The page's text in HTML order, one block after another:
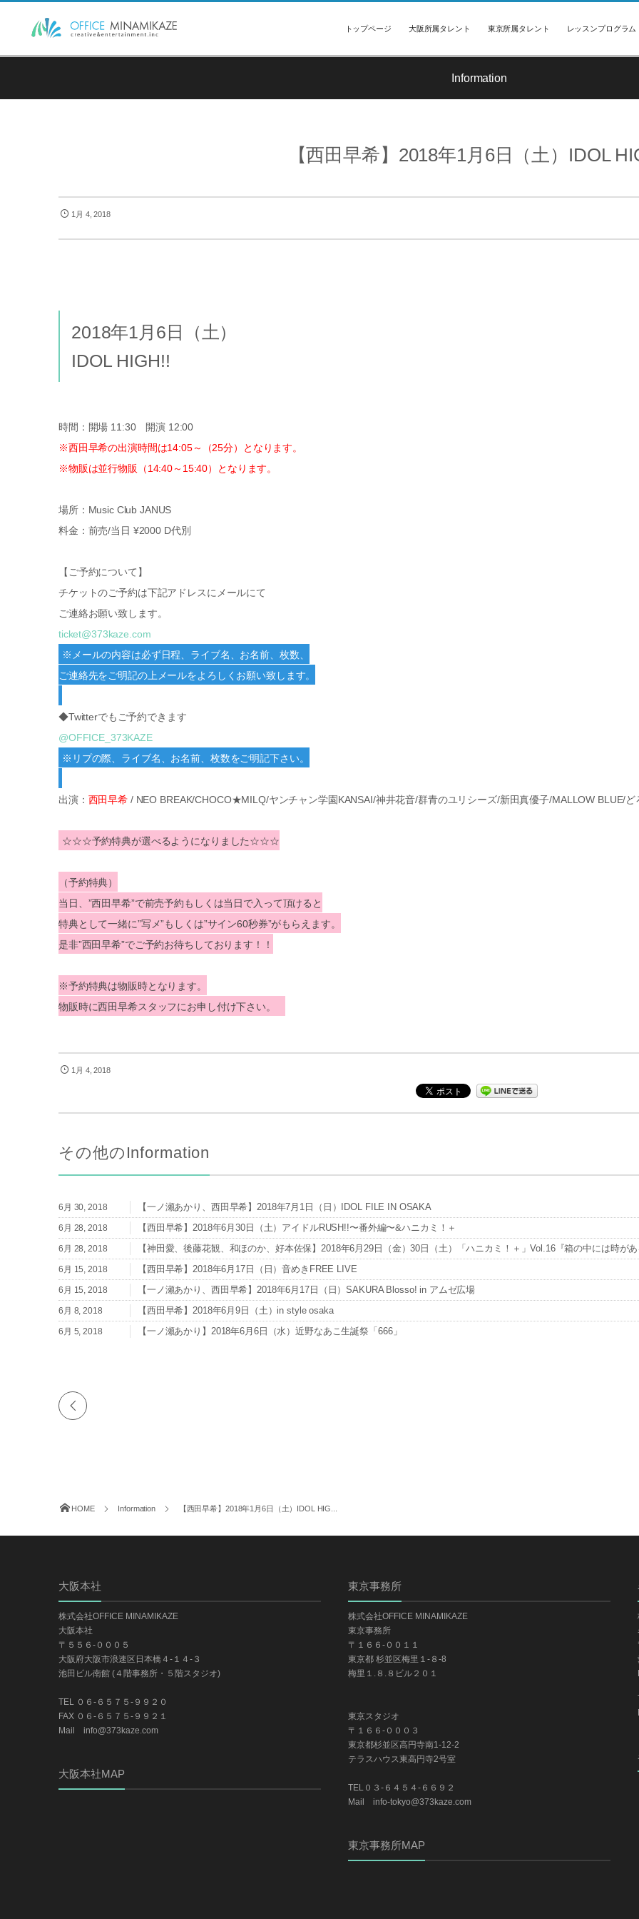
トップページ 大阪所属タレント 東京所属タレント レッスンプログラム
Information
【西田早希】2018年1月6日（土）IDOL
1月 4, 2018
2018年1月6日（土）
IDOL HIGH!!
時間：開場 11:30 開演 12:00
※西田早希の出演時間は14:05～（25分）となります。
※物販は並行物販（14:40～15:40）となります。
場所：Music Club JANUS
料金：前売/当日 ¥2000 D代別
【ご予約について】
チケットのご予約は下記アドレスにメールにて
ご連絡お願い致します。
ticket@373kaze.com
※メールの内容は必ず日程、ライブ名、お名前、枚数、
ご連絡先をご明記の上メールをよろしくお願い致します。
◆Twitterでもご予約できます
@OFFICE_373KAZE
※リプの際、ライブ名、お名前、枚数をご明記下さい。
出演： 西田早希 / NEO BREAK/CHOCO★MILQ/ヤンチャン学園KANSAI/神井花音/群青のユリシーズ/新田真優子/MALLOW BLUE/
☆☆☆予約特典が選べるようになりました☆☆☆
（予約特典）
当日、”西田早希”で前売予約もしくは当日で入って頂けると
特典として一緒に”写メ”もしくは”サイン60秒券”がもらえます。
是非”西田早希”でご予約お待ちしております！！
※予約特典は物販時となります。
物販時に西田早希スタッフにお申し付け下さい。
1月 4, 2018
その他のInformation
6月 30, 2018 【一ノ瀬あかり、西田早希】2018年7月1日（日）IDOL FILE IN OSAKA
6月 28, 2018 【西田早希】2018年6月30日（土）アイドルRUSH!!〜番外編〜&ハニカミ！＋
6月 28, 2018 【神田愛、後藤花観、和ほのか、好本佐保】2018年6月29日（金）30日（土）「ハニカミ！＋」Vol.16『箱の中には時が
6月 15, 2018 【西田早希】2018年6月17日（日）音めきFREE LIVE
6月 15, 2018 【一ノ瀬あかり、西田早希】2018年6月17日（日）SAKURA Blosso! in アムゼ広場
6月 8, 2018 【西田早希】2018年6月9日（土）in style osaka
6月 5, 2018 【一ノ瀬あかり】2018年6月6日（水）近野なあこ生誕祭「666」
5月 30, 2018
HOME Information 【西田早希】2018年1月6日（土）IDOL HIG...
大阪本社
株式会社OFFICE MINAMIKAZE
大阪本社
〒５５６-０００５
大阪府大阪市浪速区日本橋４-１４-３
池田ビル南館 (４階事務所・５階スタジオ)
TEL ０６-６５７５-９９２０
FAX ０６-６５７５-９９２１
Mail info@373kaze.com
大阪本社MAP
東京事務所
株式会社OFFICE MINAMIKAZE
東京事務所
〒１６６-００１１
東京都 杉並区梅里１-８-8
梅里１.８.８ビル２０１
東京スタジオ
〒１６６-０００３
東京都杉並区高円寺南1-12-2
テラスハウス東高円寺2号室
TEL０３-６４５４-６６９２
Mail info-tokyo@373kaze.com
東京事務所MAP